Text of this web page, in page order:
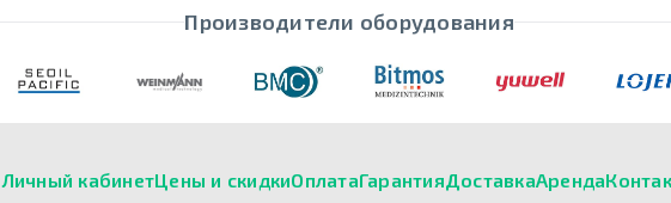
Производители оборудования
Личный кабинетЦены и скидкиОплатаГарантияДоставкаАренда